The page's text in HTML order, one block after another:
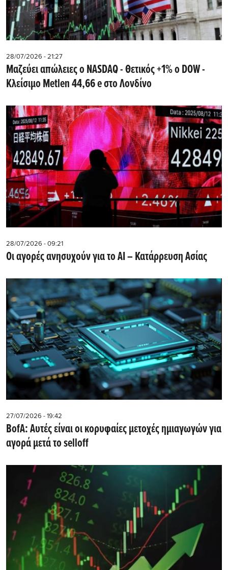
28/07/2026 - 21:27
Μαζεύει απώλειες ο NASDAQ - Θετικός +1% ο DOW -
Kλείσιμο Metlen 44,66 e στο Λονδίνο
28/07/2026 - 09:21
Οι αγορές ανησυχούν για το AI – Κατάρρευση Ασίας
27/07/2026 - 19:42
BofA: Αυτές είναι οι κορυφαίες μετοχές ημιαγωγών για
αγορά μετά το selloff